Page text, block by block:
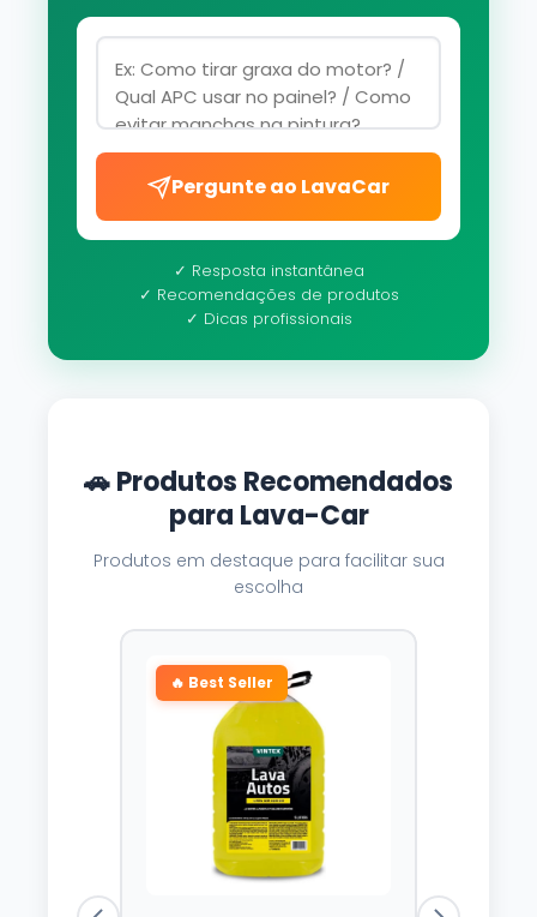
Pergunte ao LavaCar
✓ Resposta instantânea
✓ Recomendações de produtos
✓ Dicas profissionais
🚗 Produtos Recomendados
para Lava-Car
Produtos em destaque para facilitar sua
escolha
🔥 Best Seller